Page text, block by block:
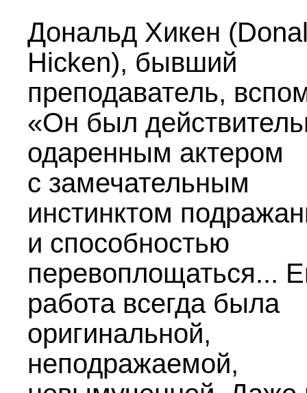
Дональд Хикен
Hicken), бывший
преподаватель,
«Он был
одаренным актером
с замечательным
инстинктом
и способностью
перевоплощаться...
работа всегда была
оригинальной,
неподражаемой,